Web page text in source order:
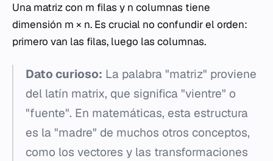
Una matriz con m filas y n columnas tiene
dimensión m × n. Es crucial no confundir el orden:
primero van las filas, luego las columnas.
Dato curioso: La palabra "matriz" proviene
del latín matrix, que significa "vientre" o
"fuente". En matemáticas, esta estructura
es la "madre" de muchos otros conceptos,
como los vectores y las transformaciones